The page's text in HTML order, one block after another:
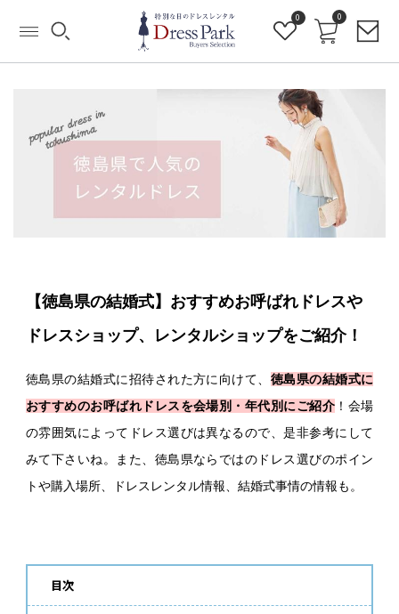
0 0
【徳島県の結婚式】おすすめお呼ばれドレスや
ドレスショップ、レンタルショップをご紹介！
徳島県の結婚式に招待された方に向けて、 徳島県の結婚式に
おすすめのお呼ばれドレスを会場別・年代別にご紹介 ！会場
の雰囲気によってドレス選びは異なるので、是非参考にして
みて下さいね。また、徳島県ならではのドレス選びのポイン
トや購入場所、ドレスレンタル情報、結婚式事情の情報も。
目次